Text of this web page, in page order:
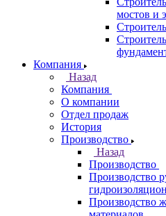
мостов и
Компания
Назад
Компания
О компании
Отдел продаж
История
Производство
Назад
Производство
Производство
Производство